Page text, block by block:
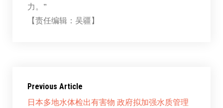
力。”
【责任编辑：吴疆】
Previous Article
日本多地水体检出有害物 政府拟加强水质管理